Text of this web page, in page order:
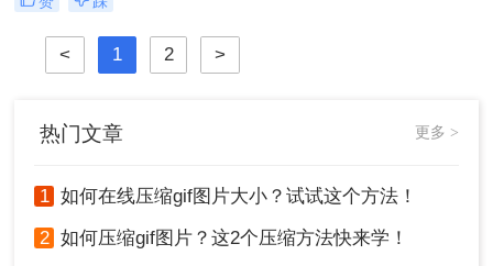
了提高网页加载速度，还是为了适应
社交媒体平台的文件大小限制，学会
如何压缩gif图片大小显得尤为重要。
本文将介绍四种高效的方法，帮助你
的大小。
< 1 2 >
热门文章 更多 >
1 如何在线压缩gif图片大小？试试这个方法！
2 如何压缩gif图片？这2个压缩方法快来学！